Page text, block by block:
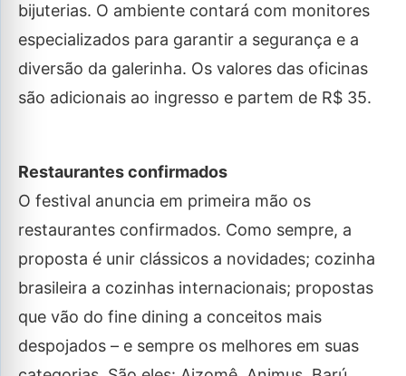
bijuterias. O ambiente contará com monitores
especializados para garantir a segurança e a
diversão da galerinha. Os valores das oficinas
são adicionais ao ingresso e partem de R$ 35.
Restaurantes confirmados
O festival anuncia em primeira mão os
restaurantes confirmados. Como sempre, a
proposta é unir clássicos a novidades; cozinha
brasileira a cozinhas internacionais; propostas
que vão do fine dining a conceitos mais
despojados – e sempre os melhores em suas